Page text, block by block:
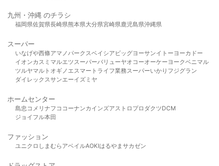
九州・沖縄 のチラシ
福岡県佐賀県長崎県熊本県大分県宮崎県鹿児島県沖縄県
スーパー
いなげや西條アマノパークスベイシア ビッグヨーサンイトーヨーカドー
イオンカスミ マルエツスーパーバリューヤオコーオーケー ヨークベニマル
ツルヤマルト オギノ エスマート ライフ業務スーパーいかり フジグラン
ダイレックスサンエーイズミヤ
ホームセンター
島忠 コメリ ナフコ コーナンカインズアストロプロダクツDCM
ジョイフル本田
ファッション
ユニクロ しまむら アベイルAOKIはるやま サカゼン